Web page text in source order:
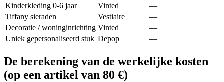
Kinderkleding 0-6 jaar
Vinted
—
Tiffany sieraden
Vestiaire
—
Decoratie / woninginrichting Vinted
—
Uniek gepersonaliseerd stuk Depop —
De berekening van de werkelijke kosten
(op een artikel van 80 €)